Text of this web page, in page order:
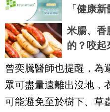
「健康
益標章》
米腸、香
的？咬起
曾奕騰醫師也提醒，為
眾可盡量遠離出沒地，
可能避免至於樹下、草